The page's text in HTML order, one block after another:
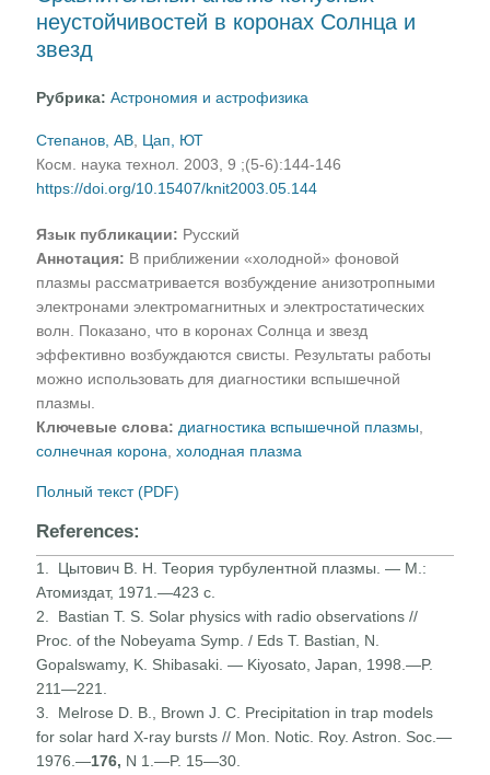
неустойчивостей в коронах Солнца и
звезд
Рубрика:Астрономия и астрофизика
Степанов, АВ Цап, ЮТ
Косм. наука технол. 2003, 9 ;(5-6):144-146
https://doi.org/10.15407/knit2003.05.144
Язык публикации: Русский
Аннотация: В приближении «холодной» фоновой
плазмы рассматривается возбуждение анизотропными
электронами электромагнитных и электростатических
волн. Показано, что в коронах Солнца и звезд
эффективно возбуждаются свисты. Результаты работы
можно использовать для диагностики вспышечной
плазмы.
Ключевые слова: диагностика вспышечной плазмы
солнечная корона ,холодная плазма
Полный текст (PDF)
References:
1. Цытович В. Н. Теория турбулентной плазмы. — М.:
Атомиздат, 1971.—423 с.
2. Bastian Т. S. Solar physics with radio observations //
Proc. of the Nobeyama Symp. / Eds T. Bastian, N.
Gopalswamy, K. Shibasaki. — Kiyosato, Japan, 1998.—P.
211—221.
3. Melrose D. В., Brown J. C. Precipitation in trap models
for solar hard X-ray bursts // Mon. Notic. Roy. Astron. Soc.—
1976.—176, N 1.—P. 15—30.